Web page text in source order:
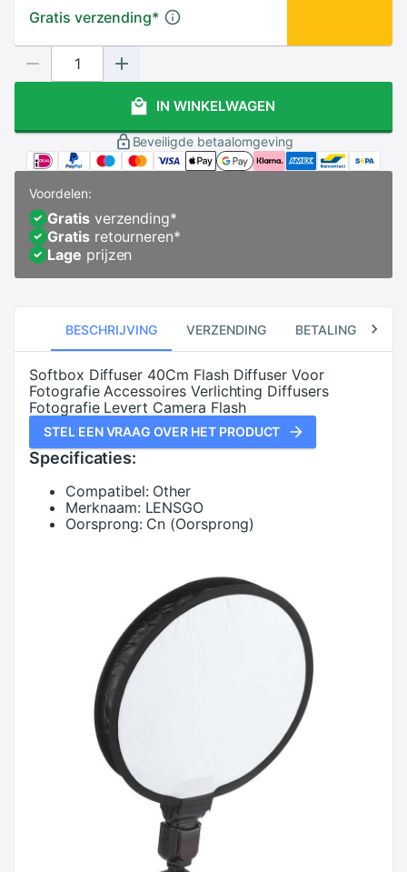
Gratis verzending*
IN WINKELWAGEN
Beveiligde betaalomgeving
Voordelen:
Gratisverzending*
Gratisretourneren*
Lage prijzen
BESCHRIJVING VERZENDING BETALING
Softbox Diffuser 40Cm Flash Diffuser Voor
Fotografie Accessoires Verlichting Diffusers
Fotografie Levert Camera Flash
STEL EEN VRAAG OVER HET PRODUCT
Specificaties:
Compatibel: Other
Merknaam: LENSGO
Oorsprong: Cn (Oorsprong)